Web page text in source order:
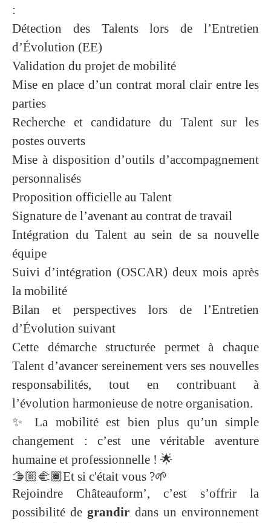
:
Détection des Talents lors de l’Entretien
d’Évolution (EE)
Validation du projet de mobilité
Mise en place d’un contrat moral clair entre les
parties
Recherche et candidature du Talent sur les
postes ouverts
Mise à disposition d’outils d’accompagnement
personnalisés
Proposition officielle au Talent
Signature de l’avenant au contrat de travail
Intégration du Talent au sein de sa nouvelle
équipe
Suivi d’intégration (OSCAR) deux mois après
la mobilité
Bilan et perspectives lors de l’Entretien
d’Évolution suivant
Cette démarche structurée permet à chaque
Talent d’avancer sereinement vers ses nouvelles
responsabilités, tout en contribuant à
l’évolution harmonieuse de notre organisation.
✨ La mobilité est bien plus qu’un simple
changement : c’est une véritable aventure
humaine et professionnelle ! 🌟
🫱🏼‍🫲🏾Et si c'était vous ?🌱
Rejoindre Châteauform’, c’est s’offrir la
possibilité degrandir dans un environnement